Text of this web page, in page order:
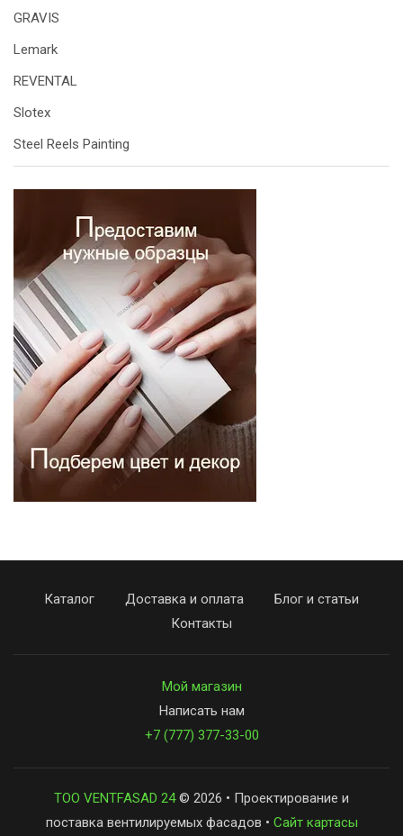
GRAVIS
Lemark
REVENTAL
Slotex
Steel Reels Painting
Каталог Доставка и оплата
Блог и статьи
Контакты
Мой магазин
Написать нам
+7 (777) 377-33-00
ТОО VENTFASAD 24© 2026 • Проектирование и
поставка вентилируемых фасадов • Сайт картасы